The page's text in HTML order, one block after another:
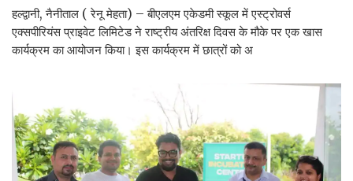
हल्द्वानी, नैनीताल ( रेनू मेहता) – बीएलएम एकेडमी स्कूल में एस्ट्रोवर्स
एक्सपीरियंस प्राइवेट लिमिटेड ने राष्ट्रीय अंतरिक्ष दिवस के मौके पर एक खास
कार्यक्रम का आयोजन किया। इस कार्यक्रम में छात्रों को अ